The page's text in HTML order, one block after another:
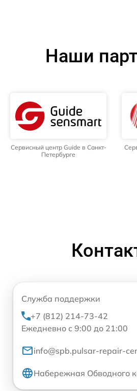
Наши
Сервисный центр Guide в Санкт-
Петербурге
Служба поддержки
+7 (812) 214-73-42
Ежедневно с 9:00 до 21:00
info@spb.pulsar-repair-
Набережная Обводного